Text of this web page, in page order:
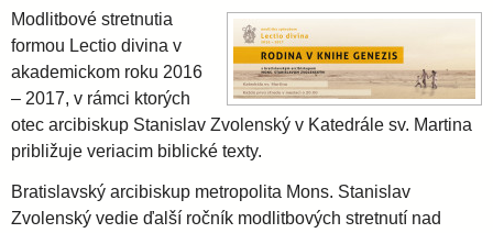
a
v
s
k
Modlitbové stretnutia
formou Lectio divina v
akademickom roku 2016
– 2017, v rámci ktorých
otec arcibiskup Stanislav Zvolenský v Katedrále sv. Martina
približuje veriacim biblické texty.
Bratislavský arcibiskup metropolita Mons. Stanislav
Zvolenský vedie ďalší ročník modlitbových stretnutí nad